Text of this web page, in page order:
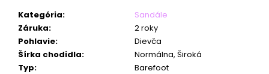
Kategória:
Sandále
Záruka:
2 roky
Pohlavie:
Dievča
Šírka chodidla:
Normálna, Široká
Typ:
Barefoot
m
e